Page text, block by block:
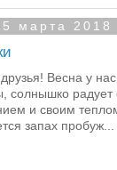
марта 2018
Весна у
солнышко радует
и своим
запах пробуж...